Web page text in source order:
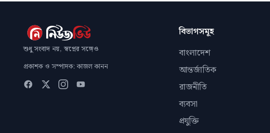
শুধু সংবাদ নয়, স্বপ্নের সঙ্গেও
প্রকাশক ও সম্পাদক: কাজল কানন
বিভাগসমূহ
বাংলাদেশ
আন্তর্জাতিক
রাজনীতি
ব্যবসা
প্রযুক্তি